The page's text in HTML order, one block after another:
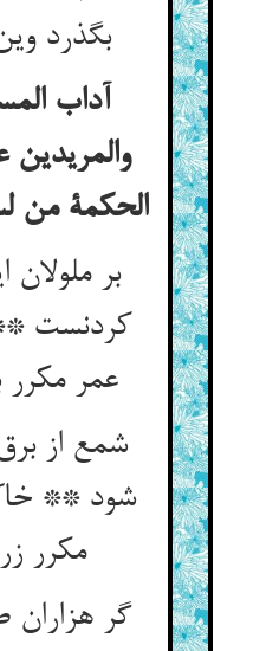
بگذرد
آداب
الحکمة من
بر ملولان
کردنست
عمر
شمع از
شود **
مکرر
گر هزاران